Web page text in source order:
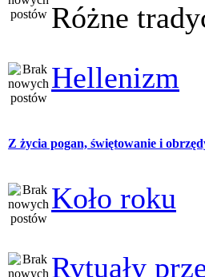
Różne
Hellenizm
Z życia pogan, świętowanie i
Koło roku
Rytuały